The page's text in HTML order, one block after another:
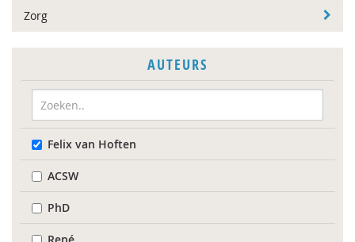
Zorg
AUTEURS
Felix van Hoften
ACSW
PhD